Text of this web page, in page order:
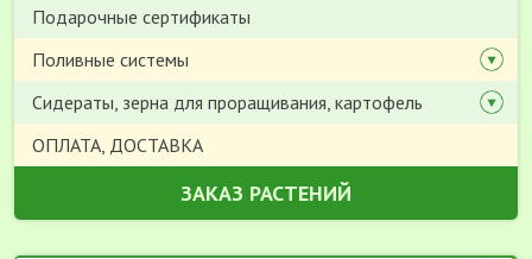
Подарочные сертификаты
Поливные системы
Сидераты, зерна для проращивания, картофель
ОПЛАТА, ДОСТАВКА
ЗАКАЗ РАСТЕНИЙ